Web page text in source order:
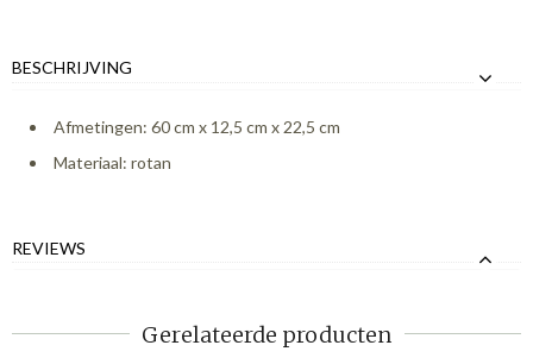
BESCHRIJVING
Afmetingen: 60 cm x 12,5 cm x 22,5 cm
Materiaal: rotan
REVIEWS
Gerelateerde producten